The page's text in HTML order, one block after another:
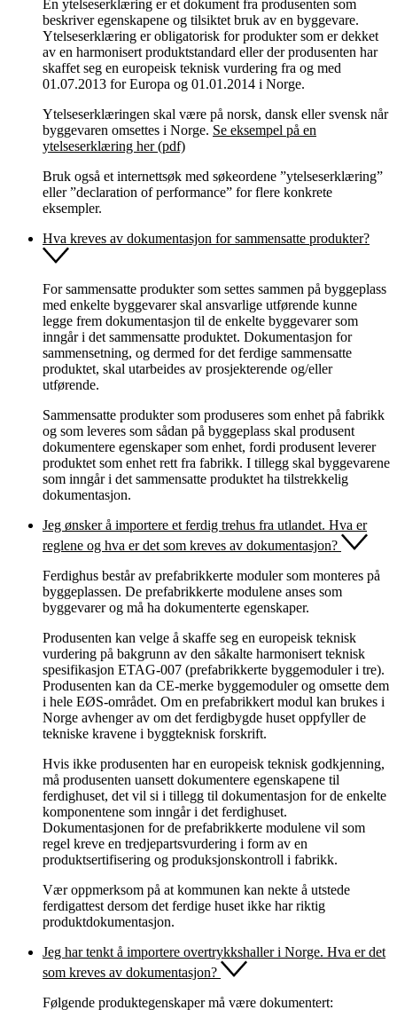
En ytelseserklæring er et dokument fra produsenten som
beskriver egenskapene og tilsiktet bruk av en byggevare.
Ytelseserklæring er obligatorisk for produkter som er dekket
av en harmonisert produktstandard eller der produsenten har
skaffet seg en europeisk teknisk vurdering fra og med
01.07.2013 for Europa og 01.01.2014 i Norge.
Ytelseserklæringen skal være på norsk, dansk eller svensk når
byggevaren omsettes i Norge. Se eksempel på en
ytelseserklæring her (pdf)
Bruk også et internettsøk med søkeordene ”ytelseserklæring”
eller ”declaration of performance” for flere konkrete
eksempler.
Hva kreves av dokumentasjon for sammensatte produkter?
For sammensatte produkter som settes sammen på byggeplass
med enkelte byggevarer skal ansvarlige utførende kunne
legge frem dokumentasjon til de enkelte byggevarer som
inngår i det sammensatte produktet. Dokumentasjon for
sammensetning, og dermed for det ferdige sammensatte
produktet, skal utarbeides av prosjekterende og/eller
utførende.
Sammensatte produkter som produseres som enhet på fabrikk
og som leveres som sådan på byggeplass skal produsent
dokumentere egenskaper som enhet, fordi produsent leverer
produktet som enhet rett fra fabrikk. I tillegg skal byggevarene
som inngår i det sammensatte produktet ha tilstrekkelig
dokumentasjon.
Jeg ønsker å importere et ferdig trehus fra utlandet. Hva er
reglene og hva er det som kreves av dokumentasjon?
Ferdighus består av prefabrikkerte moduler som monteres på
byggeplassen. De prefabrikkerte modulene anses som
byggevarer og må ha dokumenterte egenskaper.
Produsenten kan velge å skaffe seg en europeisk teknisk
vurdering på bakgrunn av den såkalte harmonisert teknisk
spesifikasjon ETAG-007 (prefabrikkerte byggemoduler i tre).
Produsenten kan da CE-merke byggemoduler og omsette dem
i hele EØS-området. Om en prefabrikkert modul kan brukes i
Norge avhenger av om det ferdigbygde huset oppfyller de
tekniske kravene i byggteknisk forskrift.
Hvis ikke produsenten har en europeisk teknisk godkjenning,
må produsenten uansett dokumentere egenskapene til
ferdighuset, det vil si i tillegg til dokumentasjon for de enkelte
komponentene som inngår i det ferdighuset.
Dokumentasjonen for de prefabrikkerte modulene vil som
regel kreve en tredjepartsvurdering i form av en
produktsertifisering og produksjonskontroll i fabrikk.
Vær oppmerksom på at kommunen kan nekte å utstede
ferdigattest dersom det ferdige huset ikke har riktig
produktdokumentasjon.
Jeg har tenkt å importere overtrykkshaller i Norge. Hva er det
som kreves av dokumentasjon?
Følgende produktegenskaper må være dokumentert: